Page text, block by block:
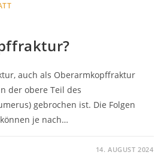
auch als Oberarmkopffraktur
der obere Teil des
gebrochen ist. Die Folgen
je nach…
14. AUGUST 2024